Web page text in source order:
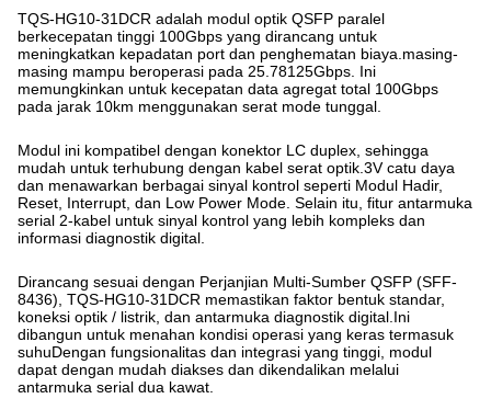
TQS-HG10-31DCR adalah modul optik QSFP paralel
berkecepatan tinggi 100Gbps yang dirancang untuk
meningkatkan kepadatan port dan penghematan biaya.masing-
masing mampu beroperasi pada 25.78125Gbps. Ini
memungkinkan untuk kecepatan data agregat total 100Gbps
pada jarak 10km menggunakan serat mode tunggal.
Modul ini kompatibel dengan konektor LC duplex, sehingga
mudah untuk terhubung dengan kabel serat optik.3V catu daya
dan menawarkan berbagai sinyal kontrol seperti Modul Hadir,
Reset, Interrupt, dan Low Power Mode. Selain itu, fitur antarmuka
serial 2-kabel untuk sinyal kontrol yang lebih kompleks dan
informasi diagnostik digital.
Dirancang sesuai dengan Perjanjian Multi-Sumber QSFP (SFF-
8436), TQS-HG10-31DCR memastikan faktor bentuk standar,
koneksi optik / listrik, dan antarmuka diagnostik digital.Ini
dibangun untuk menahan kondisi operasi yang keras termasuk
suhuDengan fungsionalitas dan integrasi yang tinggi, modul
dapat dengan mudah diakses dan dikendalikan melalui
antarmuka serial dua kawat.